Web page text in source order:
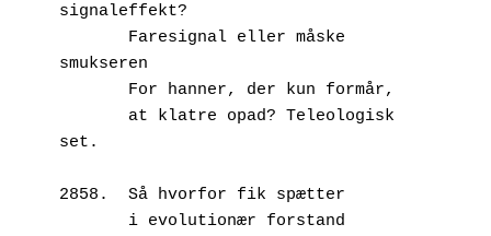
signaleffekt?
smukseren
       For hanner, der kun formår,
set.
2858.  Så hvorfor fik spætter
       i evolutionær forstand